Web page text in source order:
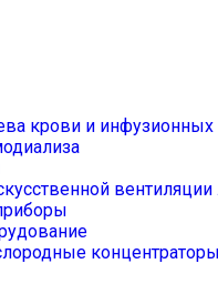
крови и инфузионных
вентиляции